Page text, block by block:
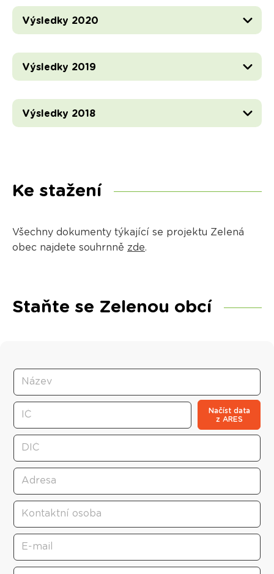
Výsledky 2020
Výsledky 2019
Výsledky 2018
Ke stažení
Všechny dokumenty týkající se projektu Zelená
obec najdete souhrnně zde.
Staňte se Zelenou obcí
Načíst data
z ARES